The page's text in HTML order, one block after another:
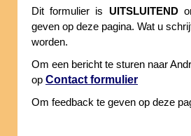
Dit formulier is UITSLUITEND
geven op deze pagina. Wat u
worden.
Om een bericht te sturen naar
op Contact formulier
Om feedback te geven op deze